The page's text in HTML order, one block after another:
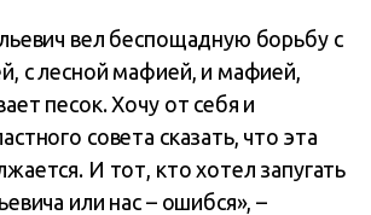
вел беспощадную борьбу с
с лесной мафией, и мафией,
песок. Хочу от себя и
совета сказать, что эта
И тот, кто хотел запугать
или нас – ошибся», –